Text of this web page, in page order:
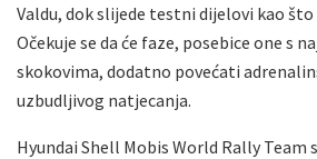
Valdu, dok slijede testni dijelovi kao što
Očekuje se da će faze, posebice one s
skokovima, dodatno povećati
uzbudljivog natjecanja.
Hyundai Shell Mobis World Rally Team